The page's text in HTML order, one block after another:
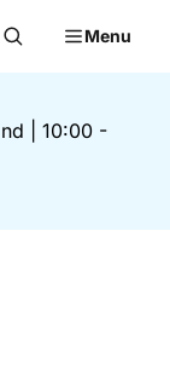
Menu
10:00 -